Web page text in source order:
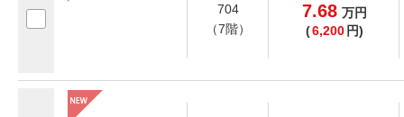
704
（7階）
7.68 万円
(6,200 円)